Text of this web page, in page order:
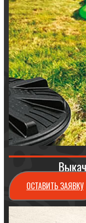
ОСТАВИТЬ ЗАЯВКУ